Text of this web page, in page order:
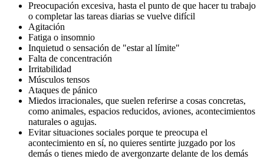
Preocupación excesiva, hasta el punto de que hacer tu trabajo
o completar las tareas diarias se vuelve difícil
Agitación
Fatiga o insomnio
Inquietud o sensación de "estar al límite"
Falta de concentración
Irritabilidad
Músculos tensos
Ataques de pánico
Miedos irracionales, que suelen referirse a cosas concretas,
como animales, espacios reducidos, aviones, acontecimientos
naturales o agujas.
Evitar situaciones sociales porque te preocupa el
acontecimiento en sí, no quieres sentirte juzgado por los
demás o tienes miedo de avergonzarte delante de los demás